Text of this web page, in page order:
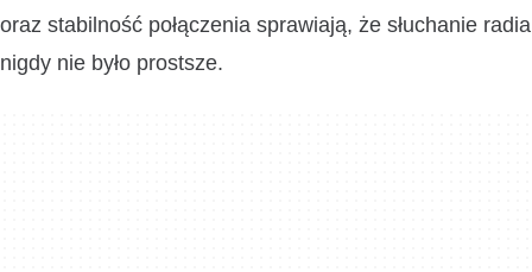
oraz stabilność połączenia sprawiają, że słuchanie radia
nigdy nie było prostsze.